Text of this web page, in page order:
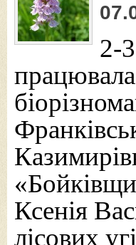
2-
Ксенія
лісових